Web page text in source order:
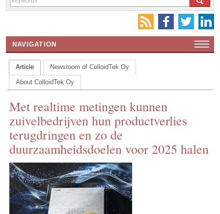
NAVIGATION
HOME
CONTACT US
INS MAIN WEBSITE
ABOUT US
Article Newsroom of ColloidTek Oy
About ColloidTek Oy
Met realtime metingen kunnen
zuivelbedrijven hun productverlies
terugdringen en zo de
duurzaamheidsdoelen voor 2025 halen